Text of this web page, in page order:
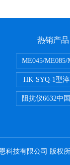
热销产品
ME045/ME085/
HK-SYQ-1型
阻抗仪6632中
科技有限公司 版权